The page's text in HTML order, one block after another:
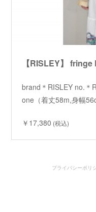
brand＊RISLEY no.＊
one（着丈58m,身幅
￥17,380 (税込)
プライバシーポリ